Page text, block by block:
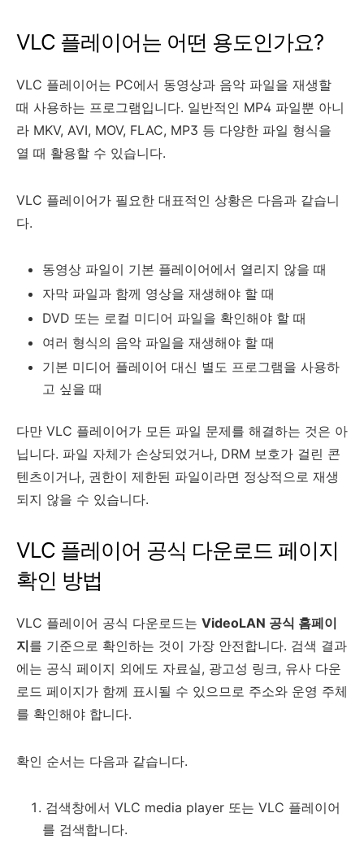
VLC 플레이어는 어떤 용도인가요?
VLC 플레이어는 PC에서 동영상과 음악 파일을 재생할
때 사용하는 프로그램입니다. 일반적인 MP4 파일뿐 아니
라 MKV, AVI, MOV, FLAC, MP3 등 다양한 파일 형식을
열 때 활용할 수 있습니다.
VLC 플레이어가 필요한 대표적인 상황은 다음과 같습니
다.
동영상 파일이 기본 플레이어에서 열리지 않을 때
자막 파일과 함께 영상을 재생해야 할 때
DVD 또는 로컬 미디어 파일을 확인해야 할 때
여러 형식의 음악 파일을 재생해야 할 때
기본 미디어 플레이어 대신 별도 프로그램을 사용하
고 싶을 때
다만 VLC 플레이어가 모든 파일 문제를 해결하는 것은 아
닙니다. 파일 자체가 손상되었거나, DRM 보호가 걸린 콘
텐츠이거나, 권한이 제한된 파일이라면 정상적으로 재생
되지 않을 수 있습니다.
VLC 플레이어 공식 다운로드 페이지
확인 방법
VLC 플레이어 공식 다운로드는 VideoLAN 공식 홈페이
지를 기준으로 확인하는 것이 가장 안전합니다. 검색 결과
에는 공식 페이지 외에도 자료실, 광고성 링크, 유사 다운
로드 페이지가 함께 표시될 수 있으므로 주소와 운영 주체
를 확인해야 합니다.
확인 순서는 다음과 같습니다.
검색창에서 VLC media player 또는 VLC 플레이어
를 검색합니다.